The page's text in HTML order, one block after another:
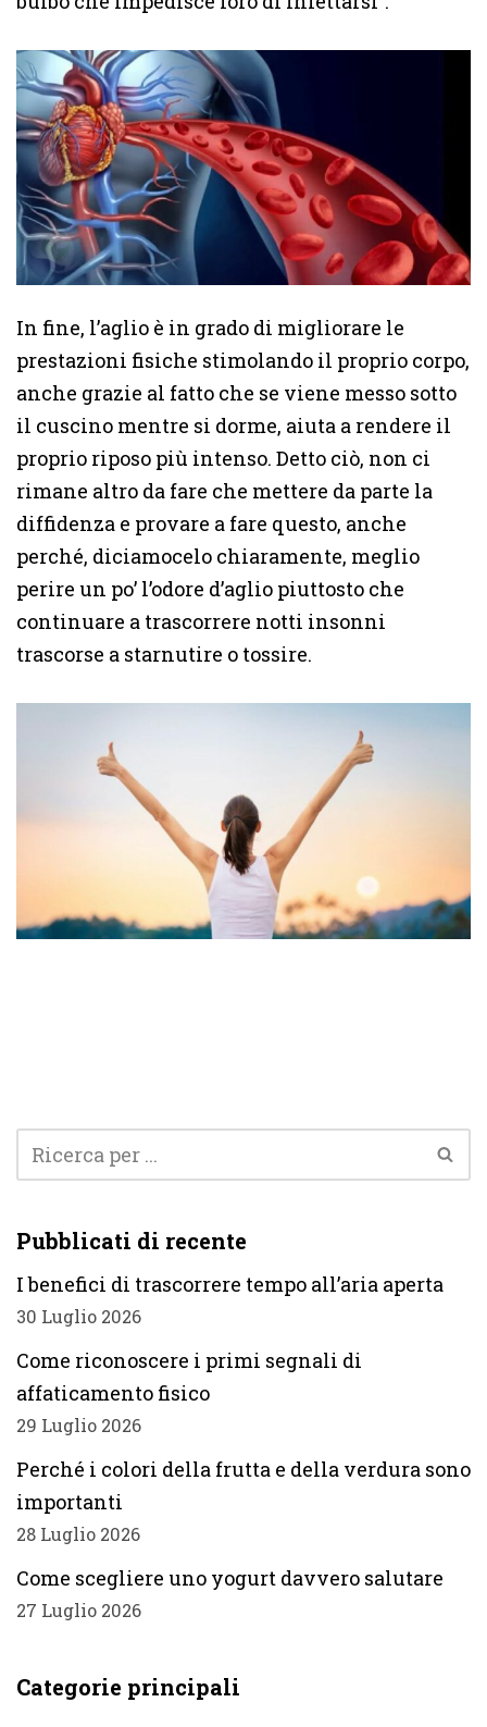
In fine, l’aglio è in grado di migliorare le
prestazioni fisiche stimolando il proprio corpo,
anche grazie al fatto che se viene messo sotto
il cuscino mentre si dorme, aiuta a rendere il
proprio riposo più intenso. Detto ciò, non ci
rimane altro da fare che mettere da parte la
diffidenza e provare a fare questo, anche
perché, diciamocelo chiaramente, meglio
perire un po’ l’odore d’aglio piuttosto che
continuare a trascorrere notti insonni
trascorse a starnutire o tossire.
Pubblicati di recente
I benefici di trascorrere tempo all’aria aperta
30 Luglio 2026
Come riconoscere i primi segnali di
affaticamento fisico
29 Luglio 2026
Perché i colori della frutta e della verdura sono
importanti
28 Luglio 2026
Come scegliere uno yogurt davvero salutare
27 Luglio 2026
Categorie principali